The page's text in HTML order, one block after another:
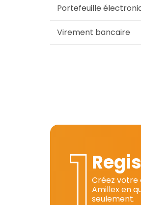
Portefeuille
Virement bancaire
Créez
Amillex en
seulement.